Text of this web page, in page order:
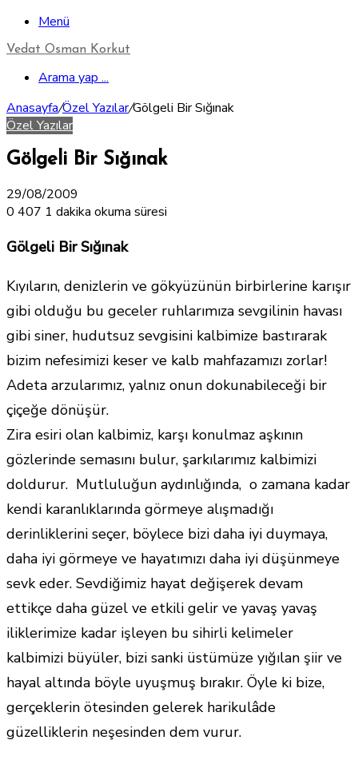
Menü
Vedat Osman Korkut
Arama yap ...
Anasayfa/Özel Yazılar/Gölgeli Bir Sığınak
Özel Yazılar
Gölgeli Bir Sığınak
29/08/2009
0 407 1 dakika okuma süresi
Gölgeli Bir Sığınak
Kıyıların, denizlerin ve gökyüzünün birbirlerine karışır
gibi olduğu bu geceler ruhlarımıza sevgilinin havası
gibi siner, hudutsuz sevgisini kalbimize bastırarak
bizim nefesimizi keser ve kalb mahfazamızı zorlar!
Adeta arzularımız, yalnız onun dokunabileceği bir
çiçeğe dönüşür.
Zira esiri olan kalbimiz, karşı konulmaz aşkının
gözlerinde semasını bulur, şarkılarımız kalbimizi
doldurur. Mutluluğun aydınlığında, o zamana kadar
kendi karanlıklarında görmeye alışmadığı
derinliklerini seçer, böylece bizi daha iyi duymaya,
daha iyi görmeye ve hayatımızı daha iyi düşünmeye
sevk eder. Sevdiğimiz hayat değişerek devam
ettikçe daha güzel ve etkili gelir ve yavaş yavaş
iliklerimize kadar işleyen bu sihirli kelimeler
kalbimizi büyüler, bizi sanki üstümüze yığılan şiir ve
hayal altında böyle uyuşmuş bırakır. Öyle ki bize,
gerçeklerin ötesinden gelerek harikulâde
güzelliklerin neşesinden dem vurur.